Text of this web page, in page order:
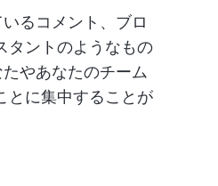
るコメント、ブロ
タントのようなもの
やあなたのチーム
とに集中することが